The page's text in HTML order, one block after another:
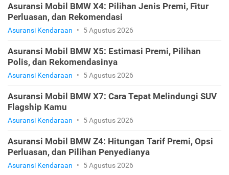
Asuransi Mobil BMW X4: Pilihan Jenis Premi, Fitur
Perluasan, dan Rekomendasi
Asuransi Kendaraan • 5 Agustus 2026
Asuransi Mobil BMW X5: Estimasi Premi, Pilihan
Polis, dan Rekomendasinya
Asuransi Kendaraan • 5 Agustus 2026
Asuransi Mobil BMW X7: Cara Tepat Melindungi SUV
Flagship Kamu
Asuransi Kendaraan • 5 Agustus 2026
Asuransi Mobil BMW Z4: Hitungan Tarif Premi, Opsi
Perluasan, dan Pilihan Penyedianya
Asuransi Kendaraan • 5 Agustus 2026